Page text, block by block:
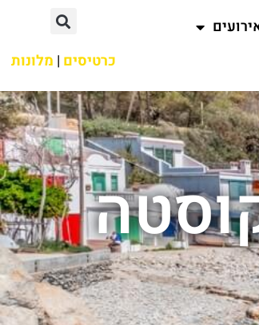
כרטיסים | מלונות